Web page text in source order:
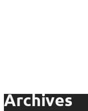
Archives